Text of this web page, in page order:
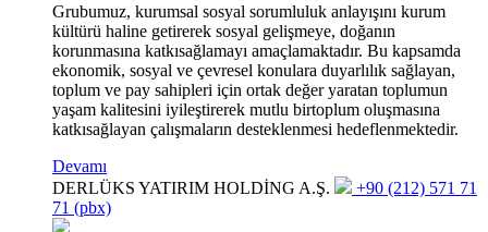
Grubumuz, kurumsal sosyal sorumluluk anlayışını kurum
kültürü haline getirerek sosyal gelişmeye, doğanın
korunmasına katkısağlamayı amaçlamaktadır. Bu kapsamda
ekonomik, sosyal ve çevresel konulara duyarlılık sağlayan,
toplum ve pay sahipleri için ortak değer yaratan toplumun
yaşam kalitesini iyileştirerek mutlu birtoplum oluşmasına
katkısağlayan çalışmaların desteklenmesi hedeflenmektedir.
Devamı
DERLÜKS YATIRIM HOLDİNG A.Ş.
+90 (212) 571 71
71 (pbx)